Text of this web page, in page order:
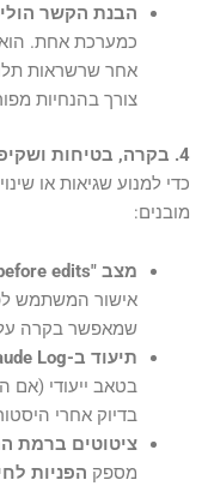
הבנת הקשר
כמערכת אחת. הוא
אחר שרשראות
צורך בהנחיות
4. בקרה, בטיחות ושקיפות (Human-in-the-loop)
כדי למנוע שגיאות או
מובנים:
מצב "Ask before edits":
אישור המשתמש
שמאפשר בקרה על
תיעוד ב-Claude Log:
בטאב ייעודי
בדיוק אחרי
ציטוטים ברמת
מספק הפניות